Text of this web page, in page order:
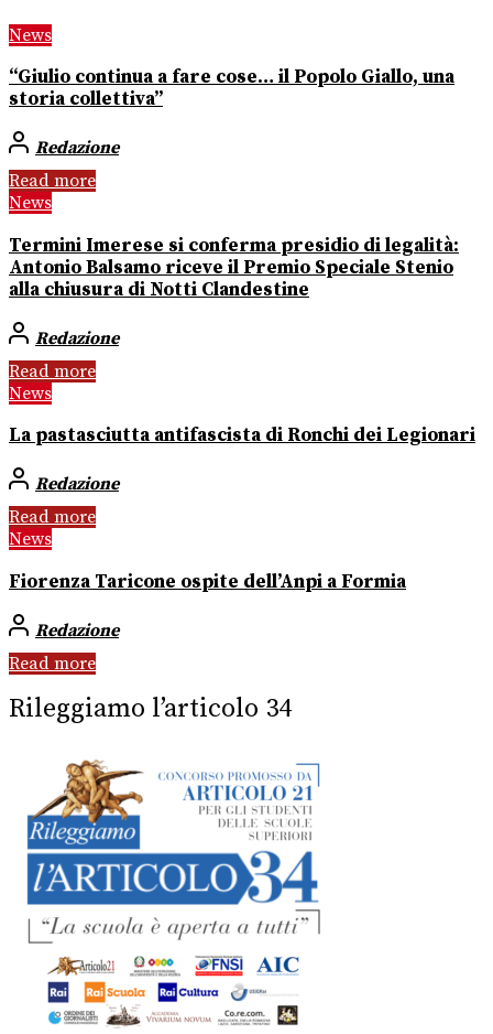
News
“Giulio continua a fare cose… il Popolo Giallo, una
storia collettiva”
Redazione
Read more
News
Termini Imerese si conferma presidio di legalità:
Antonio Balsamo riceve il Premio Speciale Stenio
alla chiusura di Notti Clandestine
Redazione
Read more
News
La pastasciutta antifascista di Ronchi dei Legionari
Redazione
Read more
News
Fiorenza Taricone ospite dell’Anpi a Formia
Redazione
Read more
Rileggiamo l’articolo 34